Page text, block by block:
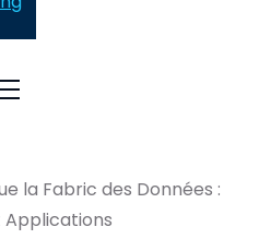
la Fabric des Données :